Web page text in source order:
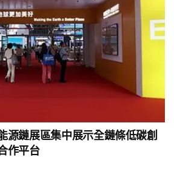
源鏈展區集中展示全鏈條低碳創
作平台